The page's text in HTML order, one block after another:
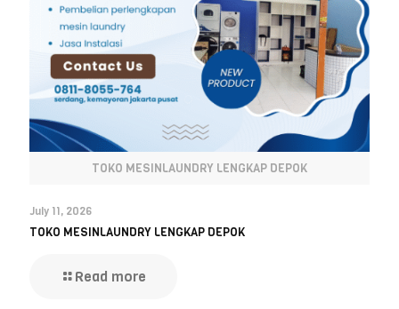
TOKO MESINLAUNDRY LENGKAP DEPOK
July 11, 2026
TOKO MESINLAUNDRY LENGKAP DEPOK
Read more